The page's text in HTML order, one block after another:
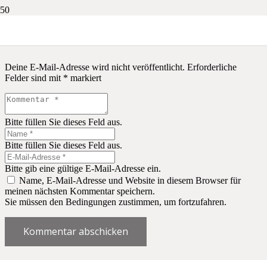
Deine E-Mail-Adresse wird nicht veröffentlicht. Erforderliche
Felder sind mit * markiert
Bitte füllen Sie dieses Feld aus.
Bitte füllen Sie dieses Feld aus.
Bitte gib eine gültige E-Mail-Adresse ein.
Name, E-Mail-Adresse und Website in diesem Browser für
meinen nächsten Kommentar speichern.
Sie müssen den Bedingungen zustimmen, um fortzufahren.
Kommentar abschicken